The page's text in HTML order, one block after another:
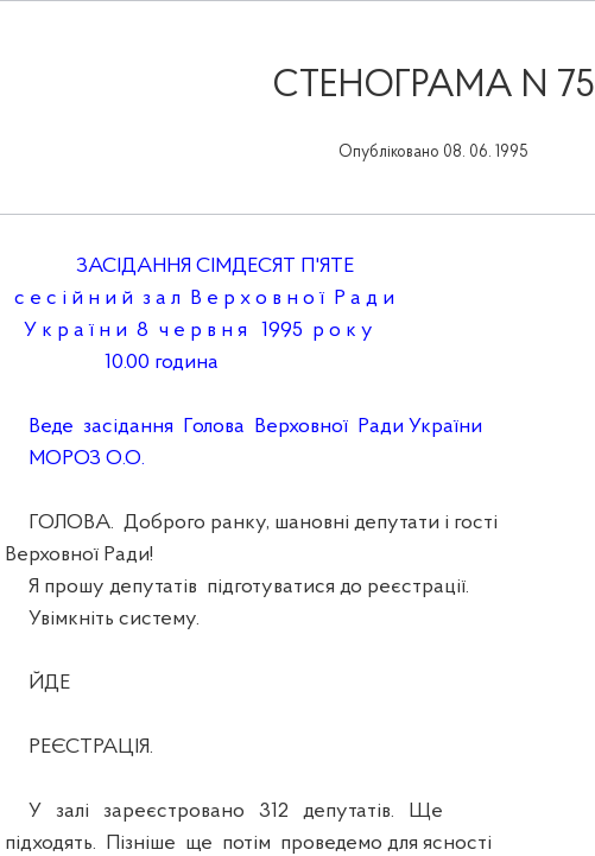
СТЕНОГРАМА N 75
Опубліковано 08. 06. 1995
ЗАСІДАННЯ СІМДЕСЯТ П'ЯТЕ
с е с і й н и й з а л В е р х о в н о ї Р а д и
У к р а ї н и 8 ч е р в н я 1995 р о к у
10.00 година
Веде засідання Голова Верховної Ради України
МОРОЗ О.О.
ГОЛОВА. Доброго ранку, шановні депутати і гості
Верховної Ради!
Я прошу депутатів підготуватися до реєстрації.
Увімкніть систему.
ЙДЕ
РЕЄСТРАЦІЯ.
У залі зареєстровано 312 депутатів. Ще
підходять. Пізніше ще потім проведемо для ясності